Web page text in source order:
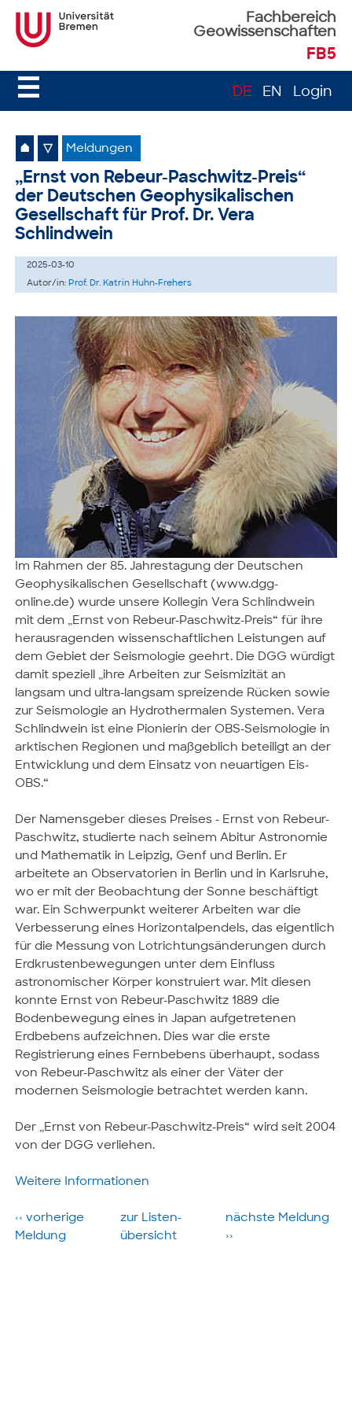
Fachbereich
Geowissenschaften
FB5
☰ DE EN Login
⌂ ▽ Meldungen
„Ernst von Rebeur-Paschwitz-Preis“
der Deutschen Geophysikalischen
Gesellschaft für Prof. Dr. Vera
Schlindwein
2025-03-10
Autor/in: Prof. Dr. Katrin Huhn-Frehers
Im Rahmen der 85. Jahrestagung der Deutschen
Geophysikalischen Gesellschaft (www.dgg-
online.de) wurde unsere Kollegin Vera Schlindwein
mit dem „Ernst von Rebeur-Paschwitz-Preis“ für ihre
herausragenden wissenschaftlichen Leistungen auf
dem Gebiet der Seismologie geehrt. Die DGG würdigt
damit speziell „ihre Arbeiten zur Seismizität an
langsam und ultra-langsam spreizende Rücken sowie
zur Seismologie an Hydrothermalen Systemen. Vera
Schlindwein ist eine Pionierin der OBS-Seismologie in
arktischen Regionen und maßgeblich beteiligt an der
Entwicklung und dem Einsatz von neuartigen Eis-
OBS.“
Der Namensgeber dieses Preises - Ernst von Rebeur-
Paschwitz, studierte nach seinem Abitur Astronomie
und Mathematik in Leipzig, Genf und Berlin. Er
arbeitete an Observatorien in Berlin und in Karlsruhe,
wo er mit der Beobachtung der Sonne beschäftigt
war. Ein Schwerpunkt weiterer Arbeiten war die
Verbesserung eines Horizontalpendels, das eigentlich
für die Messung von Lotrichtungsänderungen durch
Erdkrustenbewegungen unter dem Einfluss
astronomischer Körper konstruiert war. Mit diesen
konnte Ernst von Rebeur-Paschwitz 1889 die
Bodenbewegung eines in Japan aufgetretenen
Erdbebens aufzeichnen. Dies war die erste
Registrierung eines Fernbebens überhaupt, sodass
von Rebeur-Paschwitz als einer der Väter der
modernen Seismologie betrachtet werden kann.
Der „Ernst von Rebeur-Paschwitz-Preis“ wird seit 2004
von der DGG verliehen.
Weitere Informationen
‹‹ vorherige
Meldung
zur Listen­
übersicht
nächste­ Meldung
››